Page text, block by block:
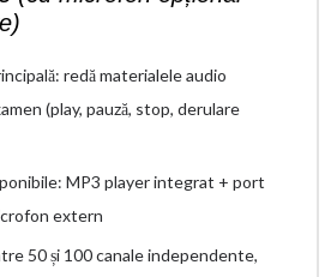
redă materialele audio
(play, pauză, stop, derulare
MP3 player integrat + port
extern
50 și 100 canale independente,